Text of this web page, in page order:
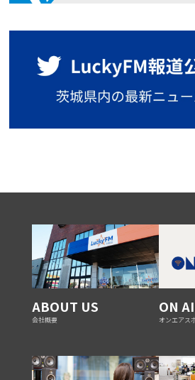
ABOUT US
会社概要
ON
オンエアス